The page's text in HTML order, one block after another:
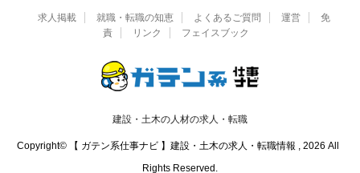
求人掲載 就職・転職の知恵 よくあるご質問 運営
免
責
リンク フェイスブック
建設・土木の人材の求人・転職
Copyright© 【 ガテン系仕事ナビ 】建設・土木の求人・転職情報 , 2026 All
Rights Reserved.